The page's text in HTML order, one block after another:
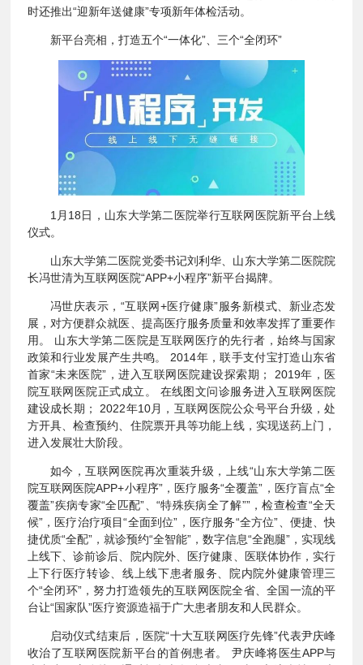
时还推出“迎新年送健康”专项新年体检活动。
新平台亮相，打造五个“一体化”、三个“全闭环”
1月18日，山东大学第二医院举行互联网医院新平台上线
仪式。
山东大学第二医院党委书记刘利华、山东大学第二医院院
长冯世清为互联网医院“APP+小程序”新平台揭牌。
冯世庆表示，“互联网+医疗健康”服务新模式、新业态发
展，对方便群众就医、提高医疗服务质量和效率发挥了重要作
用。 山东大学第二医院是互联网医疗的先行者，始终与国家
政策和行业发展产生共鸣。 2014年，联手支付宝打造山东省
首家“未来医院”，进入互联网医院建设探索期； 2019年，医
院互联网医院正式成立。 在线图文问诊服务进入互联网医院
建设成长期； 2022年10月，互联网医院公众号平台升级，处
方开具、检查预约、住院票开具等功能上线，实现送药上门，
进入发展壮大阶段。
如今，互联网医院再次重装升级，上线“山东大学第二医
院互联网医院APP+小程序”，医疗服务“全覆盖”，医疗盲点“全
覆盖”疾病专家“全匹配”、“特殊疾病全了解””，检查检查“全天
候”，医疗治疗项目“全面到位”，医疗服务“全方位”、便捷、快
捷优质“全配”，就诊预约“全智能”，数字信息“全跑腿”，实现线
上线下、诊前诊后、院内院外、医疗健康、医联体协作，实行
上下行医疗转诊、线上线下患者服务、院内院外健康管理三
个“全闭环”，努力打造领先的互联网医院全省、全国一流的平
台让“国家队”医疗资源造福于广大患者朋友和人民群众。
启动仪式结束后，医院“十大互联网医疗先锋”代表尹庆峰
收治了互联网医院新平台的首例患者。 尹庆峰将医生APP与